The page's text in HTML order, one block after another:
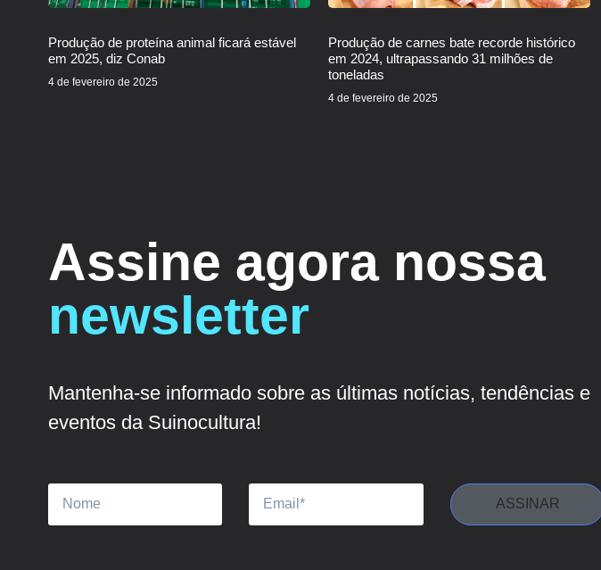
Produção de proteína animal ficará estável
em 2025, diz Conab
4 de fevereiro de 2025
Produção de carnes bate recorde histórico
em 2024, ultrapassando 31 milhões de
toneladas
4 de fevereiro de 2025
Assine agora nossa
newsletter
Mantenha-se informado sobre as últimas notícias, tendências e
eventos da Suinocultura!
ASSINAR